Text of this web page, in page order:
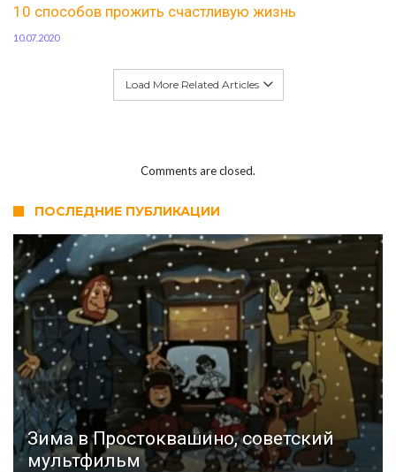
10 способов прожить счастливую жизнь
10.07.2020
Load More Related Articles
Comments are closed.
ПОСЛЕДНИЕ ПУБЛИКАЦИИ
Зима в Простоквашино, советский
мультфильм